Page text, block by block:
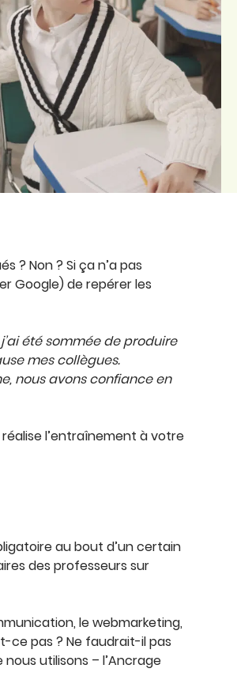
? Non ? Si ça n’a pas
Google) de repérer les
été sommée de produire
mes collègues.
nous avons confiance en
l’entraînement à votre
au bout d’un certain
des professeurs sur
le webmarketing,
ce pas ? Ne faudrait-il pas
utilisons – l’Ancrage